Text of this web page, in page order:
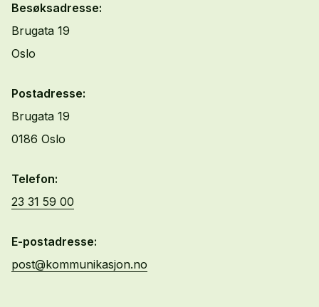
Besøksadresse:
Brugata 19
Oslo
Postadresse:
Brugata 19
0186 Oslo
Telefon:
23 31 59 00
E-postadresse:
post@kommunikasjon.no